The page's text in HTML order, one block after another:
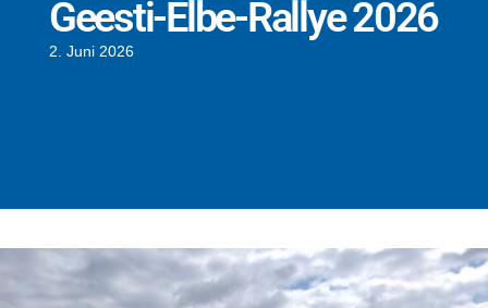
Geesti-Elbe-Rallye 2026
2. Juni 2026